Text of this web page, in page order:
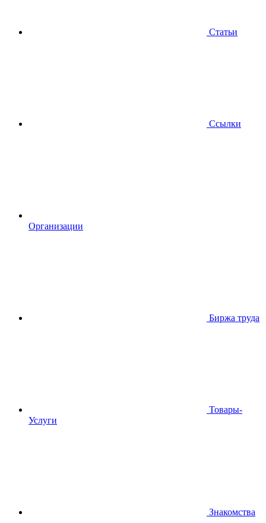
Статьи
Ссылки
Организации
Биржа труда
Товары-
Услуги
Знакомства